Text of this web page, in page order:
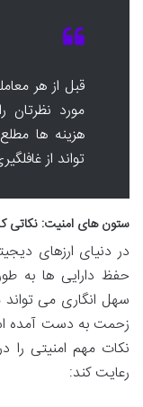
قبل از هر
مورد نظرتان
هزینه ها
تواند از
ستون های امنیت: نکاتی که
در دنیای ارزهای
حفظ دارایی ها به
سهل انگاری می
زحمت به دست آمده
نکات مهم امنیتی را
رعایت کند: